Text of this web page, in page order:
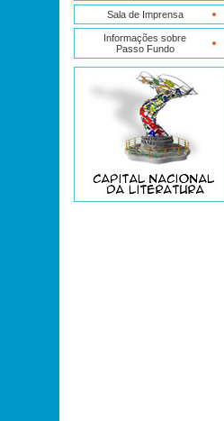
Sala de Imprensa
Informações sobre
Passo Fundo